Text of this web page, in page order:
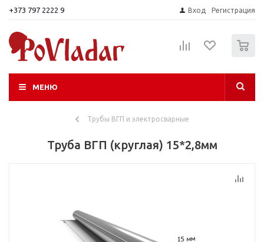
+373 797 2222 9 Вход Регистрация
МЕНЮ
Трубы ВГП и электросварные
Труба ВГП (круглая) 15*2,8мм